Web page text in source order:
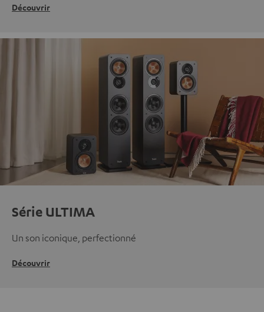
Découvrir
Série ULTIMA
Un son iconique, perfectionné
Découvrir